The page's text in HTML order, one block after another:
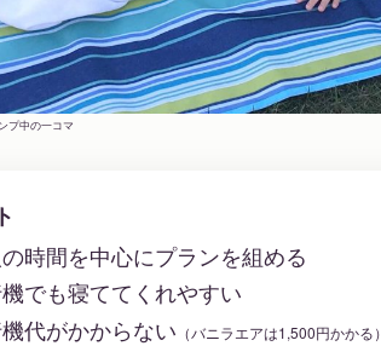
プ中の一コマ
時間を中心にプランを組める
でも寝ててくれやすい
代がかからない （バニラエアは1,500円かかる）